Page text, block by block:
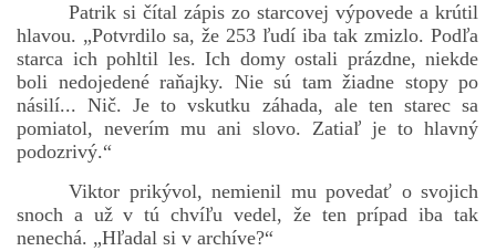
Patrik si čítal zápis zo starcovej výpovede a krútil
hlavou. „Potvrdilo sa, že 253 ľudí iba tak zmizlo. Podľa
starca ich pohltil les. Ich domy ostali prázdne, niekde
boli nedojedené raňajky. Nie sú tam žiadne stopy po
násilí... Nič. Je to vskutku záhada, ale ten starec sa
pomiatol, neverím mu ani slovo. Zatiaľ je to hlavný
podozrivý.“
Viktor prikývol, nemienil mu povedať o svojich
snoch a už v tú chvíľu vedel, že ten prípad iba tak
nenechá. „Hľadal si v archíve?“